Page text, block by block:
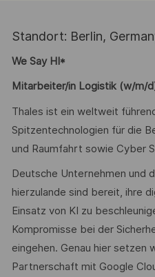
Standort: Berlin,
We Say HI*
Mitarbeiter/in Logistik (w/m/
Thales ist ein weltweit
Spitzentechnologien für die
und Raumfahrt sowie Cyber
Deutsche Unternehmen und
hierzulande sind bereit, ihre
Einsatz von KI zu
Kompromisse bei der
eingehen. Genau hier setzen
Partnerschaft mit Google